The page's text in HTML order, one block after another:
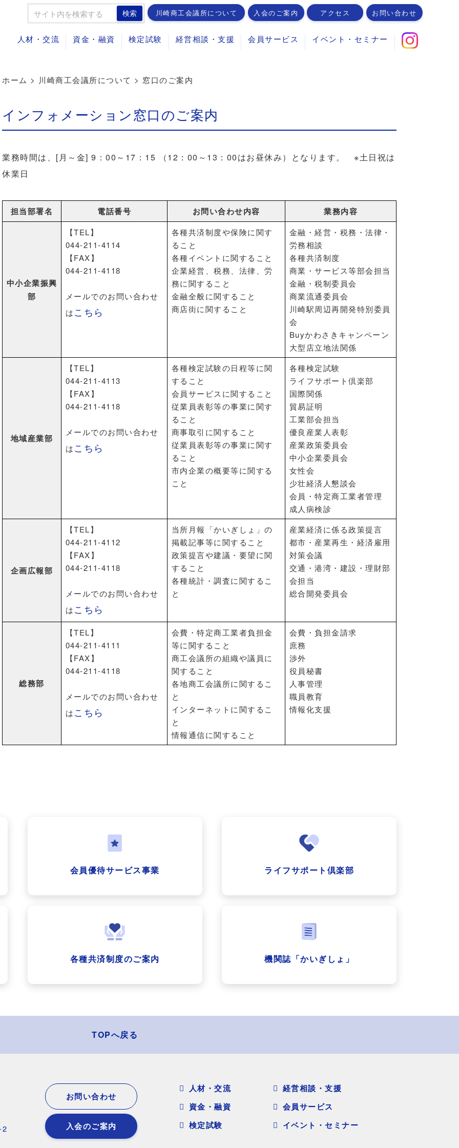
検索 川崎商工会議所について 入会のご案内 アクセス お問い合わせ
人材・交流 資金・融資 検定試験 経営相談・支援 会員サービス イベント・セミナー
ホーム > 川崎商工会議所について > 窓口のご案内
インフォメーション窓口のご案内
業務時間は、[月～金] 9：00～17：15 （12：00～13：00はお昼休み）となります。 ※土日祝は
休業日
担当部署名 電話番号 お問い合わせ内容 業務内容
中小企業振興
部
【TEL】
044-211-4114
【FAX】
044-211-4118
メールでのお問い合わせ
はこちら
各種共済制度や保険に関す
ること
各種イベントに関すること
企業経営、税務、法律、労
務に関すること
金融全般に関すること
商店街に関すること
金融・経営・税務・法律・
労務相談
各種共済制度
商業・サービス等部会担当
金融・税制委員会
商業流通委員会
川崎駅周辺再開発特別委員
会
Buyかわさきキャンペーン
大型店立地法関係
地域産業部
【TEL】
044-211-4113
【FAX】
044-211-4118
メールでのお問い合わせ
はこちら
各種検定試験の日程等に関
すること
会員サービスに関すること
従業員表彰等の事業に関す
ること
商事取引に関すること
従業員表彰等の事業に関す
ること
市内企業の概要等に関する
こと
各種検定試験
ライフサポート倶楽部
国際関係
貿易証明
工業部会担当
優良産業人表彰
産業政策委員会
中小企業委員会
女性会
少壮経済人懇談会
会員・特定商工業者管理
成人病検診
企画広報部
【TEL】
044-211-4112
【FAX】
044-211-4118
メールでのお問い合わせ
はこちら
当所月報「かいぎしょ」の
掲載記事等に関すること
政策提言や建議・要望に関
すること
各種統計・調査に関するこ
と
産業経済に係る政策提言
都市・産業再生・経済雇用
対策会議
交通・港湾・建設・理財部
会担当
総合開発委員会
総務部
【TEL】
044-211-4111
【FAX】
044-211-4118
メールでのお問い合わせ
はこちら
会費・特定商工業者負担金
等に関すること
商工会議所の組織や議員に
関すること
各地商工会議所に関するこ
と
インターネットに関するこ
と
情報通信に関すること
会費・負担金請求
庶務
渉外
役員秘書
人事管理
職員教育
情報化支援
会員優待サービス事業 ライフサポート倶楽部
各種共済制度のご案内 機関誌「かいぎしょ」
TOPへ戻る
2
お問い合わせ
入会のご案内
人材・交流
資金・融資
検定試験
経営相談・支援
会員サービス
イベント・セミナー